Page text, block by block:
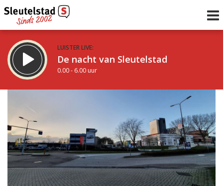
LUISTER LIVE:
De nacht van Sleutelstad
0.00 - 6.00 uur
6.00 - 12.00 uur
Vorig uur
uur 1 van 0 Volgend uur
Inklappen